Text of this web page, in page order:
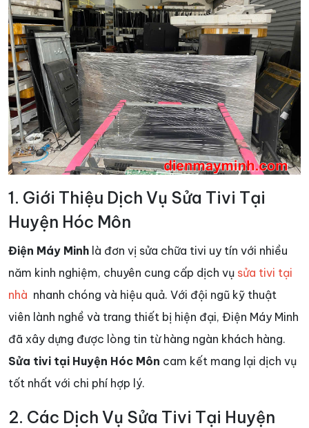
1. Giới Thiệu Dịch Vụ Sửa Tivi Tại
Huyện Hóc Môn
Điện Máy Minh là đơn vị sửa chữa tivi uy tín với nhiều
năm kinh nghiệm, chuyên cung cấp dịch vụ sửa tivi tại
nhà nhanh chóng và hiệu quả. Với đội ngũ kỹ thuật
viên lành nghề và trang thiết bị hiện đại, Điện Máy Minh
đã xây dựng được lòng tin từ hàng ngàn khách hàng.
Sửa tivi tại Huyện Hóc Môn cam kết mang lại dịch vụ
tốt nhất với chi phí hợp lý.
2. Các Dịch Vụ Sửa Tivi Tại Huyện